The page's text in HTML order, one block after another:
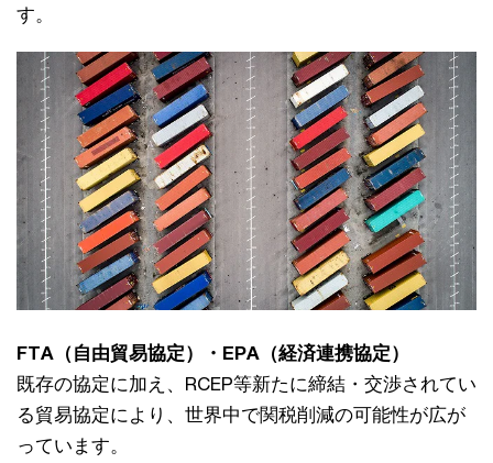
す。
FTA（自由貿易協定）・EPA（経済連携協定）
既存の協定に加え、RCEP等新たに締結・交渉されてい
る貿易協定により、世界中で関税削減の可能性が広が
っています。